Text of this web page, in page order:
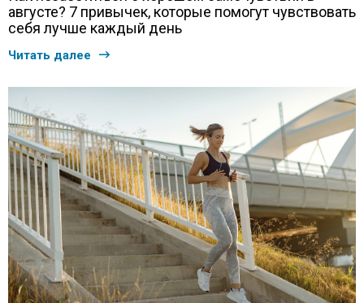
августе? 7 привычек, которые помогут чувствовать
себя лучше каждый день
Читать далее